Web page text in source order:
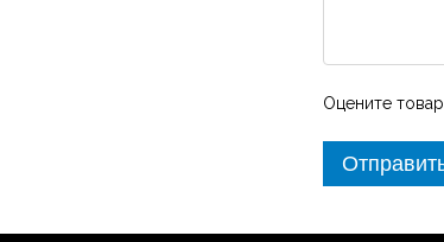
Оцените товар